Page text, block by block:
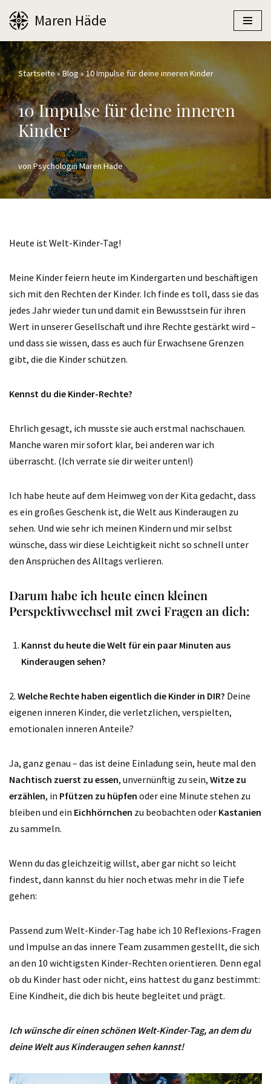
Zum
Inhalt
springen
Maren Häde
Startseite»Blog»10 Impulse für deine inneren Kinder
10 Impulse für deine inneren
Kinder
vonPsychologin Maren Häde
Heute ist Welt-Kinder-Tag!
Meine Kinder feiern heute im Kindergarten und beschäftigen
sich mit den Rechten der Kinder. Ich finde es toll, dass sie das
jedes Jahr wieder tun und damit ein Bewusstsein für ihren
Wert in unserer Gesellschaft und ihre Rechte gestärkt wird –
und dass sie wissen, dass es auch für Erwachsene Grenzen
gibt, die die Kinder schützen.
Kennst du die Kinder-Rechte?
Ehrlich gesagt, ich musste sie auch erstmal nachschauen.
Manche waren mir sofort klar, bei anderen war ich
überrascht. (Ich verrate sie dir weiter unten!)
Ich habe heute auf dem Heimweg von der Kita gedacht, dass
es ein großes Geschenk ist, die Welt aus Kinderaugen zu
sehen. Und wie sehr ich meinen Kindern und mir selbst
wünsche, dass wir diese Leichtigkeit nicht so schnell unter
den Ansprüchen des Alltags verlieren.
Darum habe ich heute einen kleinen
Perspektivwechsel mit zwei Fragen an dich:
Kannst du heute die Welt für ein paar Minuten aus
Kinderaugen sehen?
2. Welche Rechte haben eigentlich die Kinder in DIR? Deine
eigenen inneren Kinder, die verletzlichen, verspielten,
emotionalen inneren Anteile?
Ja, ganz genau – das ist deine Einladung sein, heute mal den
Nachtisch zuerst zu essen, unvernünftig zu sein, Witze zu
erzählen, in Pfützen zu hüpfen oder eine Minute stehen zu
bleiben und ein Eichhörnchen zu beobachten oder Kastanien
zu sammeln.
Wenn du das gleichzeitig willst, aber gar nicht so leicht
findest, dann kannst du hier noch etwas mehr in die Tiefe
gehen:
Passend zum Welt-Kinder-Tag habe ich 10 Reflexions-Fragen
und Impulse an das innere Team zusammen gestellt, die sich
an den 10 wichtigsten Kinder-Rechten orientieren. Denn egal
ob du Kinder hast oder nicht, eins hattest du ganz bestimmt:
Eine Kindheit, die dich bis heute begleitet und prägt.
Ich wünsche dir einen schönen Welt-Kinder-Tag, an dem du
deine Welt aus Kinderaugen sehen kannst!